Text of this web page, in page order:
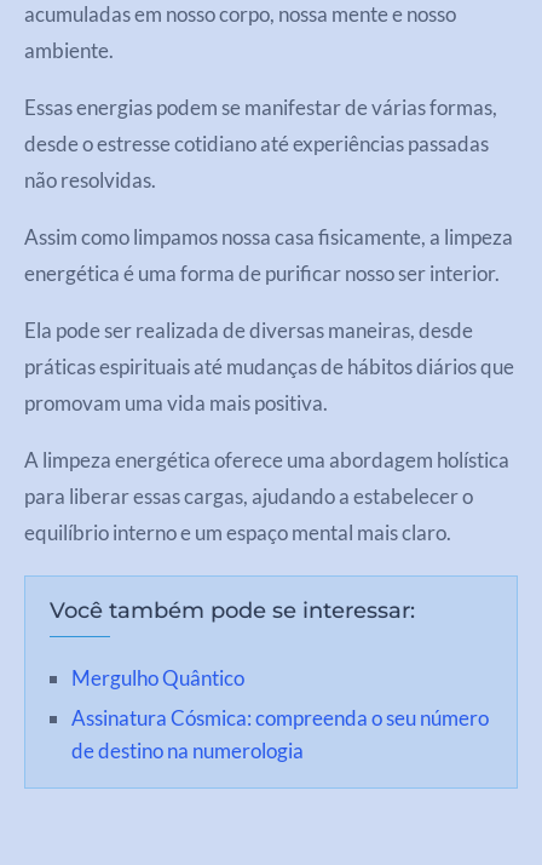
acumuladas em nosso corpo, nossa mente e nosso
ambiente.
Essas energias podem se manifestar de várias formas,
desde o estresse cotidiano até experiências passadas
não resolvidas.
Assim como limpamos nossa casa fisicamente, a limpeza
energética é uma forma de purificar nosso ser interior.
Ela pode ser realizada de diversas maneiras, desde
práticas espirituais até mudanças de hábitos diários que
promovam uma vida mais positiva.
A limpeza energética oferece uma abordagem holística
para liberar essas cargas, ajudando a estabelecer o
equilíbrio interno e um espaço mental mais claro.
Você também pode se interessar:
Mergulho Quântico
Assinatura Cósmica: compreenda o seu número
de destino na numerologia